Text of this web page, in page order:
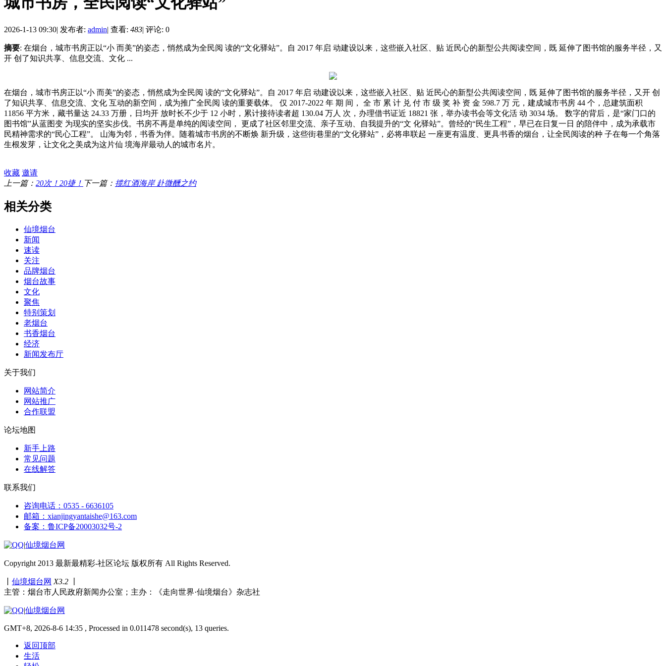
2026-1-13 09:30| 发布者: admin| 查看: 483| 评论: 0
摘要: 在烟台，城市书房正以“小 而美”的姿态，悄然成为全民阅 读的“文化驿站”。自 2017 年启 动建设以来，这些嵌入社区、贴 近民心的新型公共阅读空间，既 延伸了图书馆的服务半径，又
开 创了知识共享、信息交流、文化 ...
在烟台，城市书房正以“小 而美”的姿态，悄然成为全民阅 读的“文化驿站”。自 2017 年启 动建设以来，这些嵌入社区、贴 近民心的新型公共阅读空间，既 延伸了图书馆的服务半径，又开 创
了知识共享、信息交流、文化 互动的新空间，成为推广全民阅 读的重要载体。 仅 2017-2022 年 期 间， 全 市 累 计 兑 付 市 级 奖 补 资 金 598.7 万 元，建成城市书房 44 个，总建筑面积
11856 平方米，藏书量达 24.33 万册，日均开 放时长不少于 12 小时，累计接待读者超 130.04 万人 次，办理借书证近 18821 张，举办读书会等文化活 动 3034 场。 数字的背后，是“家门口的
图书馆”从蓝图变 为现实的坚实步伐。书房不再是单纯的阅读空间， 更成了社区邻里交流、亲子互动、自我提升的“文 化驿站”。曾经的“民生工程”，早已在日复一日 的陪伴中，成为承载市
民精神需求的“民心工程”。 山海为邻，书香为伴。随着城市书房的不断焕 新升级，这些街巷里的“文化驿站”，必将串联起 一座更有温度、更具书香的烟台，让全民阅读的种 子在每一个角落
生根发芽，让文化之美成为这片仙 境海岸最动人的城市名片。
收藏 邀请
上一篇： 20次！20捷！ 下一篇： 揽红酒海岸 赴微醺之约
相关分类
仙境烟台
新闻
速读
关注
品牌烟台
烟台故事
文化
聚焦
特别策划
老烟台
书香烟台
经济
新闻发布厅
关于我们
网站简介
网站推广
合作联盟
论坛地图
新手上路
常见问题
在线解答
联系我们
咨询电话：0535 - 6636105
邮箱：xianjingyantaishe@163.com
备案：鲁ICP备20003032号-2
|仙境烟台网
Copyright 2013 最新最精彩-社区论坛 版权所有 All Rights Reserved.
仙境烟台网 X3.2
主管：烟台市人民政府新闻办公室；主办：《走向世界·仙境烟台》杂志社
|仙境烟台网
GMT+8, 2026-8-6 14:35 , Processed in 0.011478 second(s), 13 queries.
返回顶部
生活